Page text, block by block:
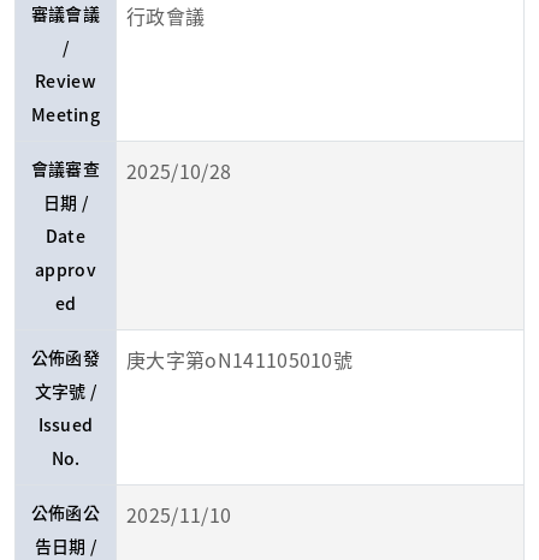
審議會議
/
Review
Meeting
行政會議
會議審查
日期 /
Date
approv
ed
2025/10/28
公佈函發
文字號 /
Issued
No.
庚大字第oN141105010號
公佈函公
告日期 /
2025/11/10